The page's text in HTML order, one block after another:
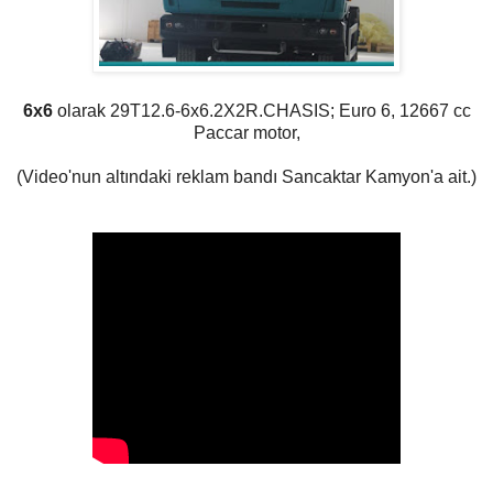
6x6olarak 29T12.6-6x6.2X2R.CHASIS; Euro 6, 12667 cc
Paccar motor,
(Video'nun altındaki reklam bandı Sancaktar Kamyon'a ait.)